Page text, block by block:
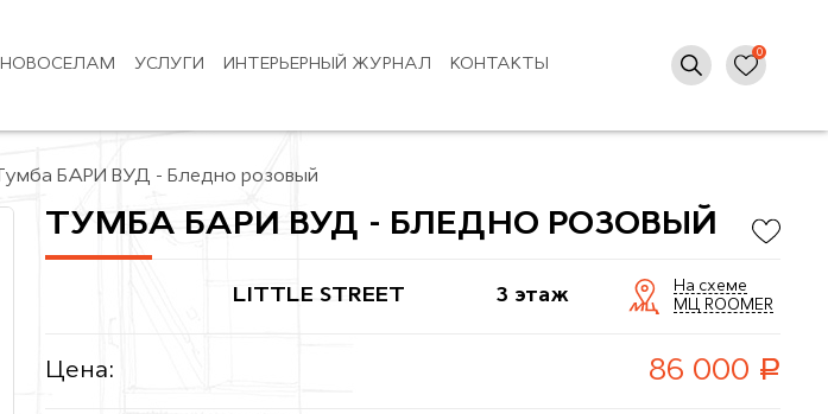
НОВОСЕЛАМ УСЛУГИ ИНТЕРЬЕРНЫЙ ЖУРНАЛ КОНТАКТЫ
Тумба БАРИ ВУД - Бледно розовый
ТУМБА БАРИ ВУД - БЛЕДНО РОЗОВЫЙ
LITTLE STREET 3 этаж
На схеме
МЦ ROOMER
Цена: 86 000 руб.